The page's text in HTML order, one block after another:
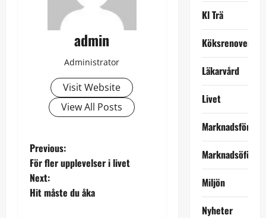
admin
Administrator
Visit Website
View All Posts
P
o
s
Previous:
För fler upplevelser i livet
Next:
Hit måste du åka
Kl Trä
Köksrenovering
Läkarvård
Livet
Marknadsföring
Marknadsöföring
Miljön
Nyheter